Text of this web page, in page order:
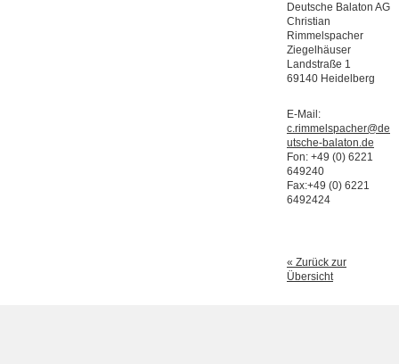
Deutsche Balaton AG
Christian
Rimmelspacher
Ziegelhäuser
Landstraße 1
69140 Heidelberg
E-Mail:
c.rimmelspacher@de
utsche-balaton.de
Fon: +49 (0) 6221
649240
Fax:+49 (0) 6221
6492424
« Zurück zur
Übersicht